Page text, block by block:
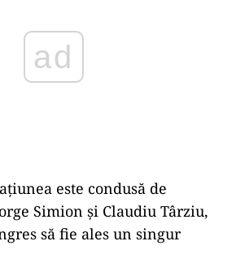
este condusă de
Simion şi Claudiu Târziu,
să fie ales un singur